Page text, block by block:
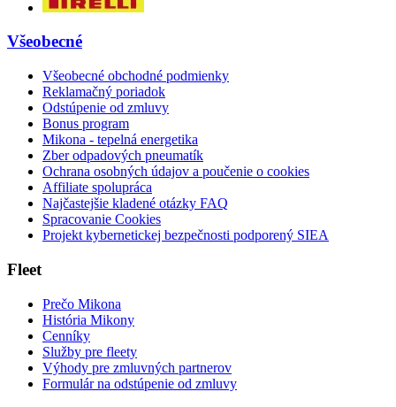
Všeobecné
Všeobecné obchodné podmienky
Reklamačný poriadok
Odstúpenie od zmluvy
Bonus program
Mikona - tepelná energetika
Zber odpadových pneumatík
Ochrana osobných údajov a poučenie o cookies
Affiliate spolupráca
Najčastejšie kladené otázky FAQ
Spracovanie Cookies
Projekt kybernetickej bezpečnosti podporený SIEA
Fleet
Prečo Mikona
História Mikony
Cenníky
Služby pre fleety
Výhody pre zmluvných partnerov
Formulár na odstúpenie od zmluvy